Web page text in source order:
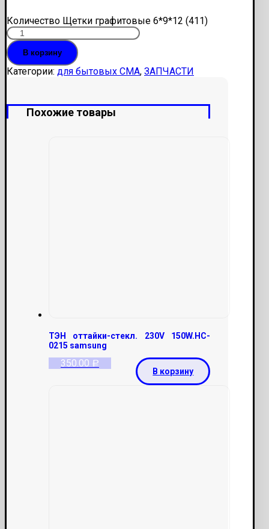
Количество Щетки графитовые 6*9*12 (411)
В корзину
Категории: для бытовых СМА, ЗАПЧАСТИ
Похожие товары
ТЭН оттайки-стекл. 230V 150W.HC-
0215 samsung
350.00 Р
В корзину